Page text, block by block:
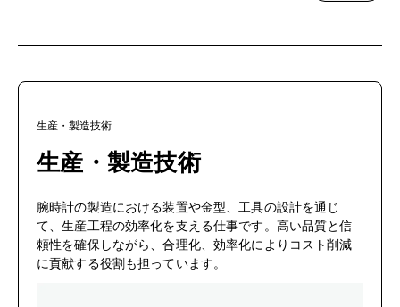
生産・製造技術
生産・製造技術
腕時計の製造における装置や金型、工具の設計を通じ
て、生産工程の効率化を支える仕事です。高い品質と信
頼性を確保しながら、合理化、効率化によりコスト削減
に貢献する役割も担っています。